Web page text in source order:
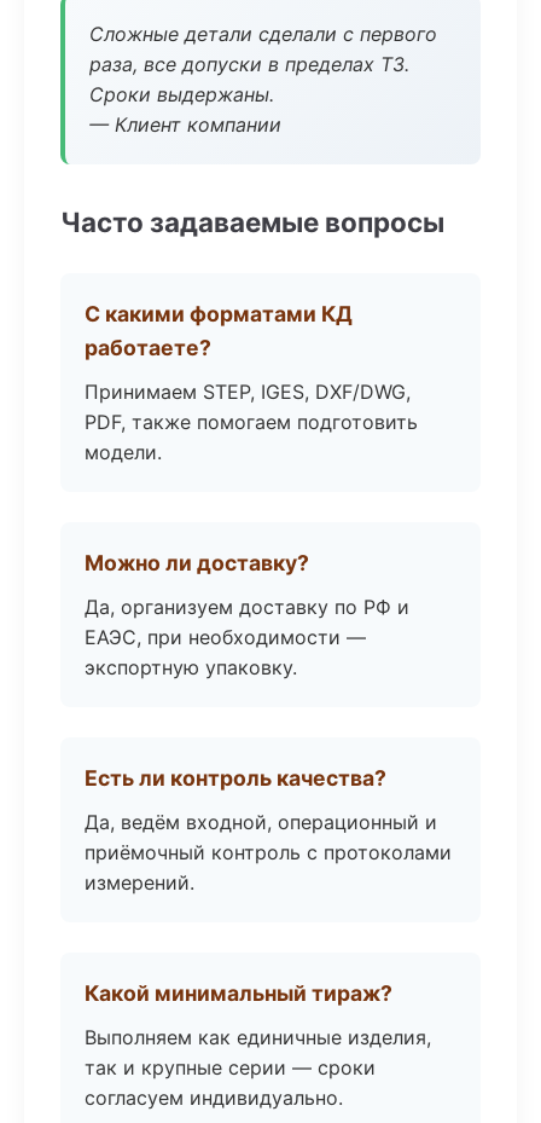
Сложные детали сделали с первого
раза, все допуски в пределах ТЗ.
Сроки выдержаны.
— Клиент компании
Часто задаваемые вопросы
С какими форматами КД
работаете?
Принимаем STEP, IGES, DXF/DWG,
PDF, также помогаем подготовить
модели.
Можно ли доставку?
Да, организуем доставку по РФ и
ЕАЭС, при необходимости —
экспортную упаковку.
Есть ли контроль качества?
Да, ведём входной, операционный и
приёмочный контроль с протоколами
измерений.
Какой минимальный тираж?
Выполняем как единичные изделия,
так и крупные серии — сроки
согласуем индивидуально.